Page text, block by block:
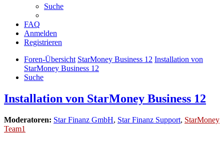
Suche
FAQ
Anmelden
Registrieren
Foren-Übersicht StarMoney Business 12 Installation von
StarMoney Business 12
Suche
Installation von StarMoney Business 12
Moderatoren: Star Finanz GmbH, Star Finanz Support, StarMoney
Team1